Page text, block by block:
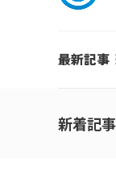
最新記事
新着記事